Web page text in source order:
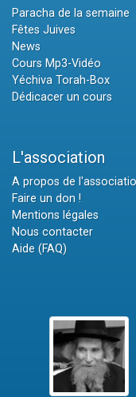
Paracha de la semaine
Fêtes Juives
News
Cours Mp3-Vidéo
Yéchiva Torah-Box
Dédicacer un cours
L'association
A propos de
Faire un don !
Mentions légales
Nous contacter
Aide (FAQ)